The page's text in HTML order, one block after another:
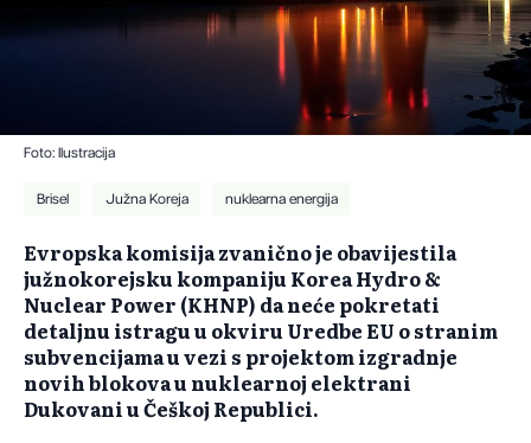
Foto: Ilustracija
Brisel Južna Koreja nuklearna energija
Evropska komisija zvanično je obavijestila
južnokorejsku kompaniju Korea Hydro &
Nuclear Power (KHNP) da neće pokretati
detaljnu istragu u okviru Uredbe EU o stranim
subvencijama u vezi s projektom izgradnje
novih blokova u nuklearnoj elektrani
Dukovani u Češkoj Republici.